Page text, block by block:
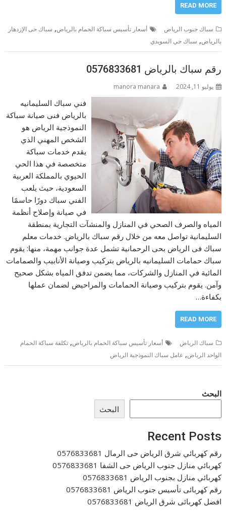
READ MORE
سباك جنوب الرياض أسعار تأسيس سباكة الحمام بالرياض, سباك حى الإزدهار
بالرياض, سباك حي السويدي
رقم سباك بالرياض 0576833681
يوليو 11, 2024 manora manara
فني سباك السليمانيه
بالرياض فنى صيانة سباكة
النموذجية الرياض هو
الشخص المهني الذي
يقدم خدمات سباكة
متخصصة في هذا الحي
الحيوي بالمملكة العربية
السعودية، حيث يلعب
الفني سباك دورًا حاسمًا
في صيانة وإصلاح أنظمة
المياه والصرف الصحي في المنازل والمنشآت التجارية بمنطقة
السليمانية تواصل معه من خلال رقم سباك بالرياض. خدمات معلم
سباك فى الرياض بحى الرحمانية تشمل عدة جوانب مهمة، منها: يقوم
سباك حمامات السليمانيه بالرياض بتركيب وصيانة الأنابيب والصمامات
المائية في المنازل والشركات، مما يضمن تدفق المياه بشكل صحيح
وآمن. يقوم بتركيب وصيانة الحمامات والمراحيض لضمان عملها
بكفاءة…
READ MORE
سباك الرياض أسعار تأسيس سباكة الحمام بالرياض,تكلفة سباكة الحمام
الواحد الرياض, عامل سباك النموذجية الرياض
البحث
البحث
Recent Posts
رقم كهربائي شرق الرياض حى الرمال 0576833681
كهربائي منازل جنوب الرياض حى الشفا 0576833681
كهربائي منازل بجنوب الرياض 0576833681
رقم كهربائى تأسيس جنوب الرياض 0576833681
افضل كهربائى شرق الرياض 0576833681